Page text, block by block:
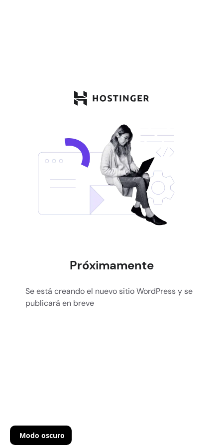
Próximamente
Se está creando el nuevo sitio WordPress y se
publicará en breve
Modo oscuro